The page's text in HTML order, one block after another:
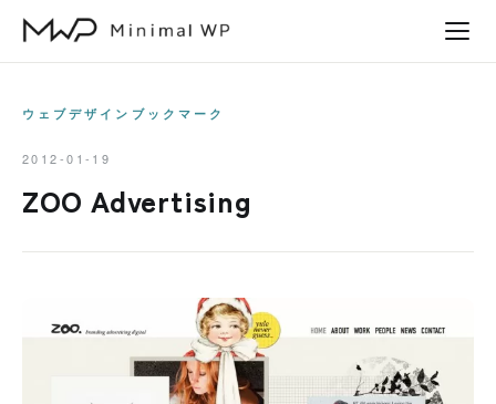
ウェブデザインブックマーク
2012-01-19
ZOO Advertising